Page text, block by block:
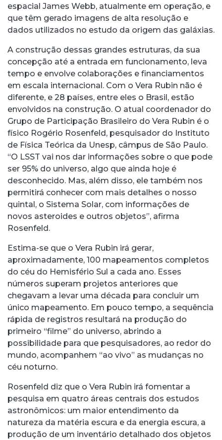
espacial James Webb, atualmente em operação, e
que têm gerado imagens de alta resolução e
dados utilizados no estudo da origem das galáxias.
A construção dessas grandes estruturas, da sua
concepção até a entrada em funcionamento, leva
tempo e envolve colaborações e financiamentos
em escala internacional. Com o Vera Rubin não é
diferente, e 28 países, entre eles o Brasil, estão
envolvidos na construção. O atual coordenador do
Grupo de Participação Brasileiro do Vera Rubin é o
físico Rogério Rosenfeld, pesquisador do Instituto
de Física Teórica da Unesp, câmpus de São Paulo.
“O LSST vai nos dar informações sobre o que pode
ser 95% do universo, algo que ainda hoje é
desconhecido. Mas, além disso, ele também nos
permitirá conhecer com mais detalhes o nosso
quintal, o Sistema Solar, com informações de
novos asteroides e outros objetos”, afirma
Rosenfeld.
Estima-se que o Vera Rubin irá gerar,
aproximadamente, 100 mapeamentos completos
do céu do Hemisfério Sul a cada ano. Esses
números superam projetos anteriores que
chegavam a levar uma década para concluir um
único mapeamento. Em pouco tempo, a sequência
rápida de registros resultará na produção do
primeiro “filme” do universo, abrindo a
possibilidade para que pesquisadores, ao redor do
mundo, acompanhem “ao vivo” as mudanças no
céu noturno.
Rosenfeld diz que o Vera Rubin irá fomentar a
pesquisa em quatro áreas centrais dos estudos
astronômicos: um maior entendimento da
natureza da matéria escura e da energia escura, a
produção de um inventário detalhado dos objetos